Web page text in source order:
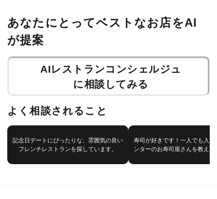
あなたにとってベストなお店をAI
が提案
AIレストランコンシェルジュ
に相談してみる
よく相談されること
記念日デートにぴったりな、雰囲気の良い
フレンチレストランを探しています。
寿司が好きです！一人でも入り
ンターのお寿司屋さんを教えて